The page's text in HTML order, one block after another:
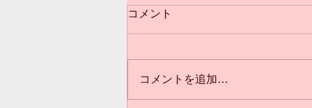
コメント
コメントを追加…